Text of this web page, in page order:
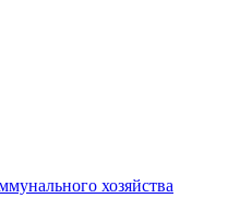
хозяйства